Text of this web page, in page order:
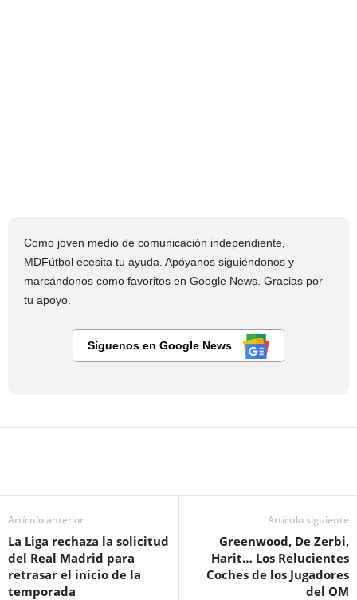
Como joven medio de comunicación independiente,
MDFútbol ecesita tu ayuda. Apóyanos siguiéndonos y
marcándonos como favoritos en Google News. Gracias por
tu apoyo.
Síguenos en Google News
Artículo anterior
La Liga rechaza la solicitud
del Real Madrid para
retrasar el inicio de la
temporada
Artículo siguiente
Greenwood, De Zerbi,
Harit… Los Relucientes
Coches de los Jugadores
del OM